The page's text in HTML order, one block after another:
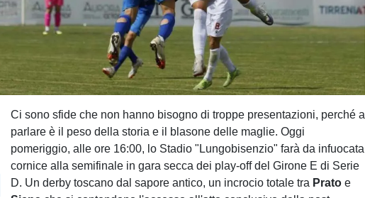
Ci sono sfide che non hanno bisogno di troppe presentazioni, perché a
parlare è il peso della storia e il blasone delle maglie. Oggi
pomeriggio, alle ore 16:00, lo Stadio "Lungobisenzio" farà da infuocata
cornice alla semifinale in gara secca dei play-off del Girone E di Serie
D. Un derby toscano dal sapore antico, un incrocio totale tra Pratoe